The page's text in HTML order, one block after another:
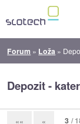
Forum » Loža »
Depozit -
«« « 3 /